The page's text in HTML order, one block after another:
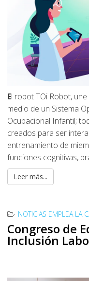
El robot TOi Robot,
medio de un Sistema
Ocupacional Infantil;
creados para ser
entrenamiento de
funciones cognitivas,
Leer más...
NOTICIAS EMPLEA LA
Congreso de
Inclusión